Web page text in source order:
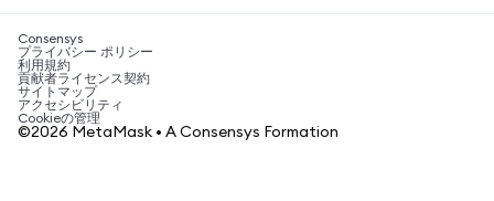
SHIBの購入
BNBの購入
税制関連ニュース
暗号資産の購入方法は？
ビットコインを売るには？
Consensys
プライバシー ポリシー
利用規約
貢献者ライセンス契約
サイトマップ
アクセシビリティ
Cookieの管理
©2026 MetaMask • A Consensys Formation